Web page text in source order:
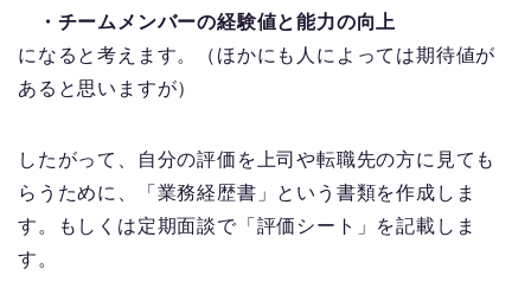
・チームメンバーの経験値と能力の向上
になると考えます。（ほかにも人によっては期待値が
あると思いますが）
したがって、自分の評価を上司や転職先の方に見ても
らうために、「業務経歴書」という書類を作成しま
す。もしくは定期面談で「評価シート」を記載しま
す。